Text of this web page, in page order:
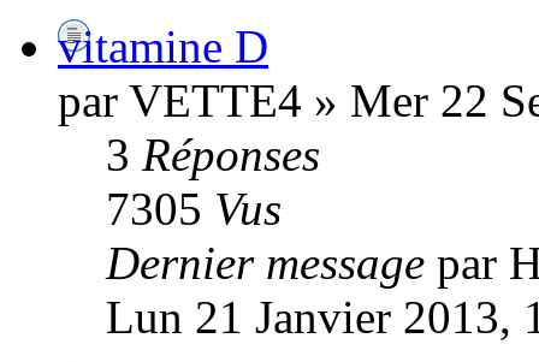
vitamine D
par VETTE4 » Mer 22
3 Réponses
7305 Vus
Dernier message par
Lun 21 Janvier 2013,